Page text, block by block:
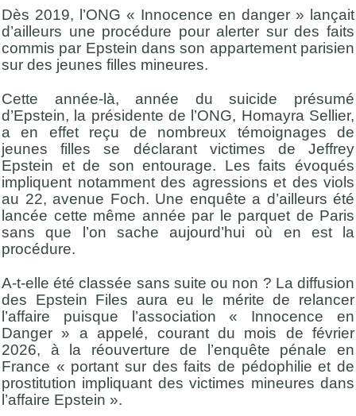
Dès 2019, l’ONG « Innocence en danger » lançait
d’ailleurs une procédure pour alerter sur des faits
commis par Epstein dans son appartement parisien
sur des jeunes filles mineures.
Cette année-là, année du suicide présumé
d’Epstein, la présidente de l’ONG, Homayra Sellier,
a en effet reçu de nombreux témoignages de
jeunes filles se déclarant victimes de Jeffrey
Epstein et de son entourage. Les faits évoqués
impliquent notamment des agressions et des viols
au 22, avenue Foch. Une enquête a d’ailleurs été
lancée cette même année par le parquet de Paris
sans que l’on sache aujourd’hui où en est la
procédure.
A-t-elle été classée sans suite ou non ? La diffusion
des Epstein Files aura eu le mérite de relancer
l’affaire puisque l’association « Innocence en
Danger » a appelé, courant du mois de février
2026, à la réouverture de l’enquête pénale en
France « portant sur des faits de pédophilie et de
prostitution impliquant des victimes mineures dans
l’affaire Epstein ».